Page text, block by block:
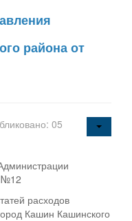
района от
05
№12
расходов
Кашин Кашинского